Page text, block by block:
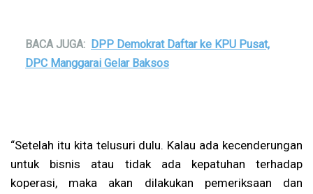
BACA JUGA: DPP Demokrat Daftar ke KPU Pusat,
DPC Manggarai Gelar Baksos
“Setelah itu kita telusuri dulu. Kalau ada kecenderungan
untuk bisnis atau tidak ada kepatuhan terhadap
koperasi, maka akan dilakukan pemeriksaan dan